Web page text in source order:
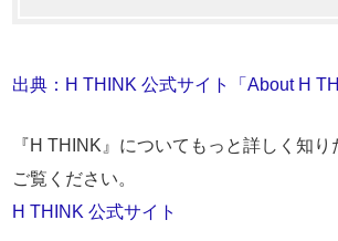
出典：H THINK 公式サイト「About H
『H THINK』についてもっと詳しく知
ご覧ください。
H THINK 公式サイト